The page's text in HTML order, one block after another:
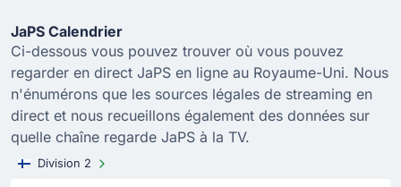
JaPS Calendrier
Ci-dessous vous pouvez trouver où vous pouvez
regarder en direct JaPS en ligne au Royaume-Uni. Nous
n'énumérons que les sources légales de streaming en
direct et nous recueillons également des données sur
quelle chaîne regarde JaPS à la TV.
Division 2